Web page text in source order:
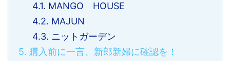
4.1. MANGO HOUSE
4.2. MAJUN
4.3. ニットガーデン
5. 購入前に一言、新郎新婦に確認を！